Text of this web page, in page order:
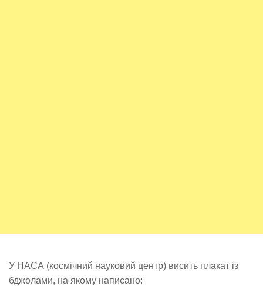
У НАСА (космічний науковий центр) висить плакат із
бджолами, на якому написано: